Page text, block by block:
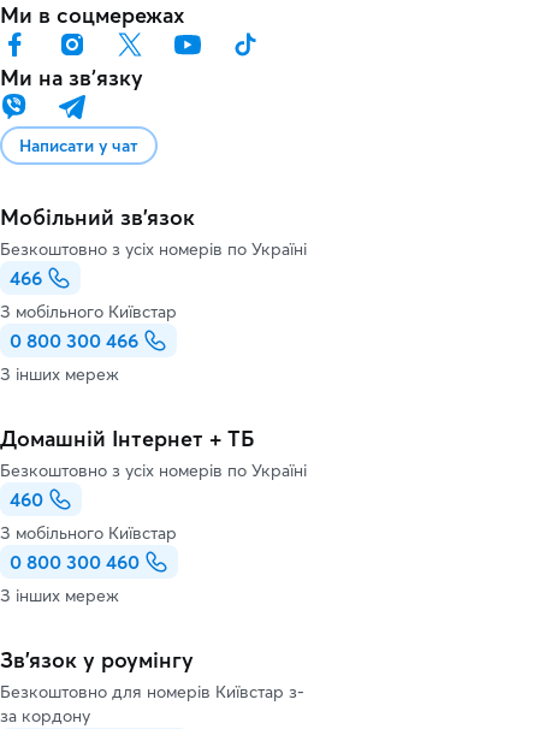
Ми в соцмережах
Ми на звʼязку
Написати у чат
Мобільний зв'язок
Безкоштовно з усіх номерів по Україні
466
З мобільного Київстар
0 800 300 466
З інших мереж
Домашній Інтернет + ТБ
Безкоштовно з усіх номерів по Україні
460
З мобільного Київстар
0 800 300 460
З інших мереж
Зв’язок у роумінгу
Безкоштовно для номерів Київстар з-
за кордону